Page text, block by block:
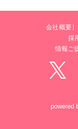
会社概要
採
情報ご
powered